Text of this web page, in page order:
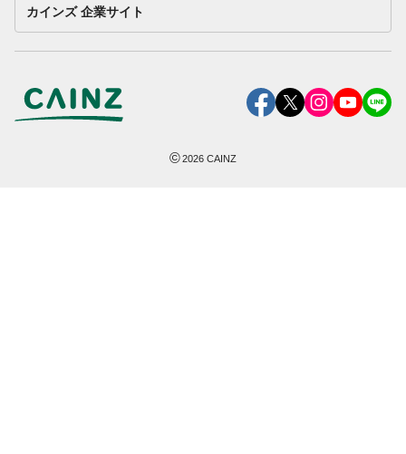
カインズ 企業サイト
©2026 CAINZ